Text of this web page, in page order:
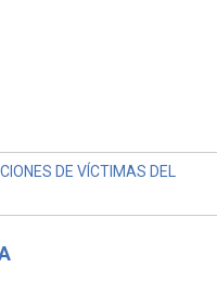
DE VÍCTIMAS DEL